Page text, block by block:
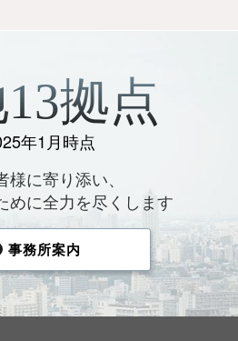
拠点
年1月時点
様に寄り添い、
めに全力を尽くします
事務所案内